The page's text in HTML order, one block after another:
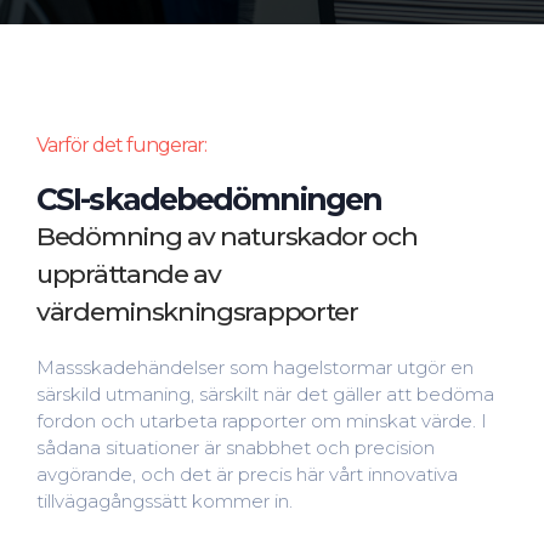
Varför det fungerar:
CSI-skadebedömningen
Bedömning av naturskador och
upprättande av
värdeminskningsrapporter
Massskadehändelser som hagelstormar utgör en
särskild utmaning, särskilt när det gäller att bedöma
fordon och utarbeta rapporter om minskat värde. I
sådana situationer är snabbhet och precision
avgörande, och det är precis här vårt innovativa
tillvägagångssätt kommer in.